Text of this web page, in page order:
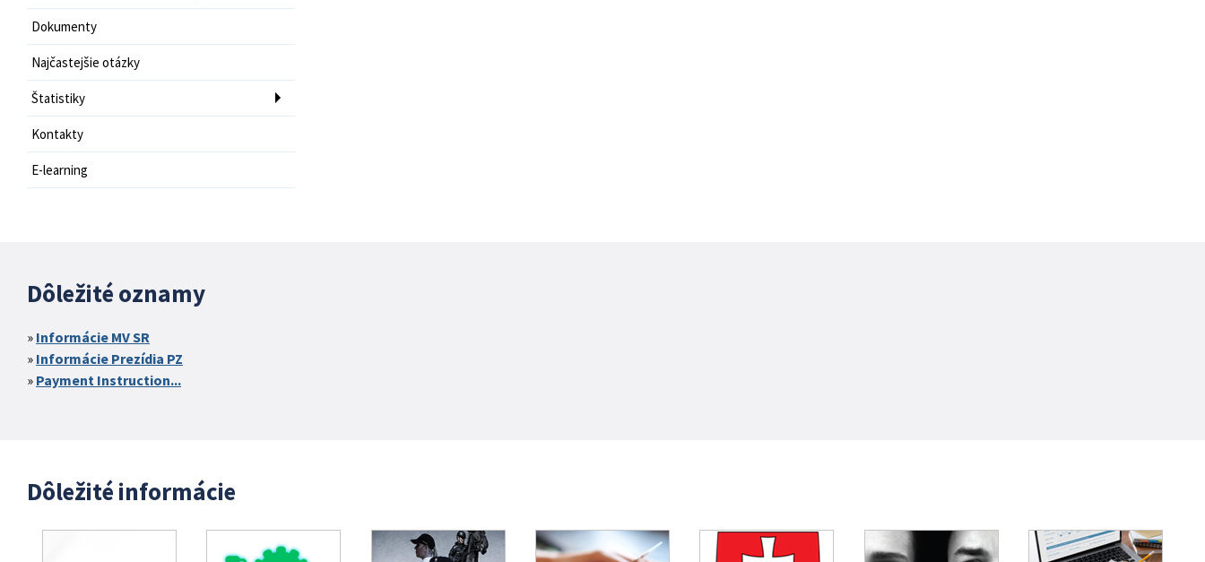
Dokumenty
Najčastejšie otázky
Štatistiky
Kontakty
E-learning
Dôležité oznamy
Informácie MV SR
Informácie Prezídia PZ
Payment Instruction...
Dôležité informácie